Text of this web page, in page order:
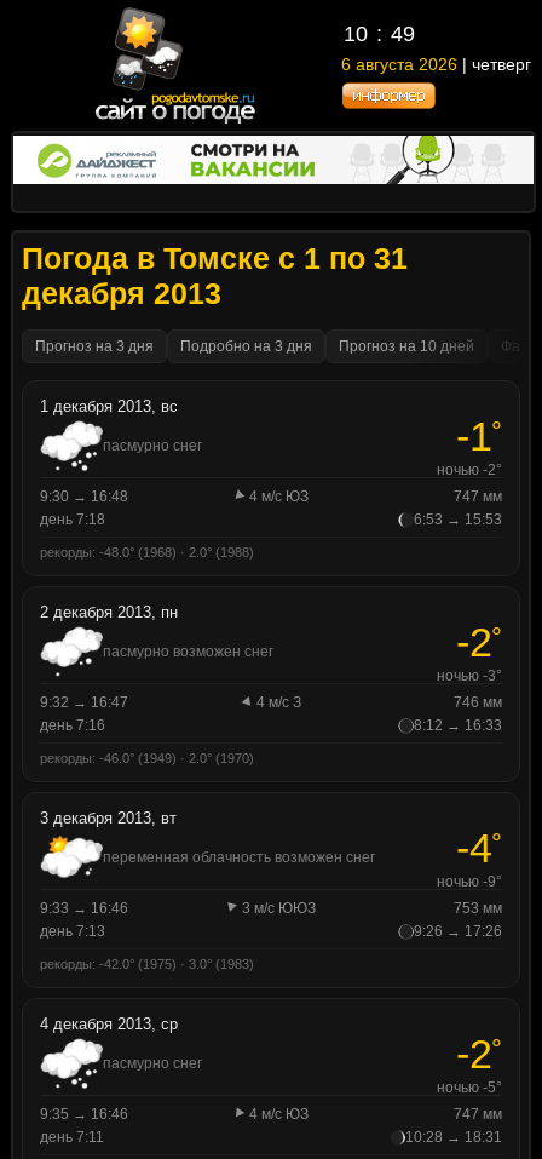
10 49
6 августа 2026 | четверг
Погода в Томске с 1 по 31
декабря 2013
Прогноз на 3 дня Подробно на 3 дня Прогноз на 10 дней
1 декабря 2013, вс
пасмурно снег -1°
ночью -2°
9:30 → 16:48
4 м/с ЮЗ
747 мм
день 7:18
6:53 → 15:53
рекорды: -48.0° (1968) · 2.0° (1988)
2 декабря 2013, пн
пасмурно возможен снег -2°
ночью -3°
9:32 → 16:47
4 м/с З
746 мм
день 7:16
8:12 → 16:33
рекорды: -46.0° (1949) · 2.0° (1970)
3 декабря 2013, вт
переменная облачность возможен снег -4°
ночью -9°
9:33 → 16:46
3 м/с ЮЮЗ
753 мм
день 7:13
9:26 → 17:26
рекорды: -42.0° (1975) · 3.0° (1983)
4 декабря 2013, ср
пасмурно снег -2°
ночью -5°
9:35 → 16:46
4 м/с ЮЗ
747 мм
день 7:11
10:28 → 18:31